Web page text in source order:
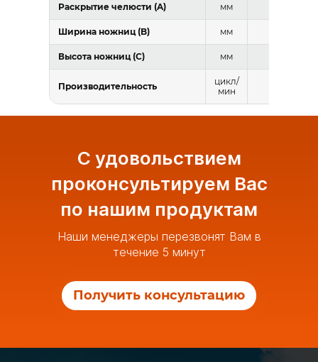
Раскрытие челюсти (A) мм
Ширина ножниц (B) мм
Высота ножниц (C) мм
Производительность
цикл/
мин
С удовольствием
проконсультируем Вас
по нашим продуктам
Наши менеджеры перезвонят Вам в
течение 5 минут
Получить консультацию